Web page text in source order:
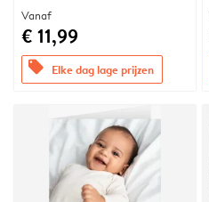
Vanaf
€ 11,99
offers Elke dag lage prijzen